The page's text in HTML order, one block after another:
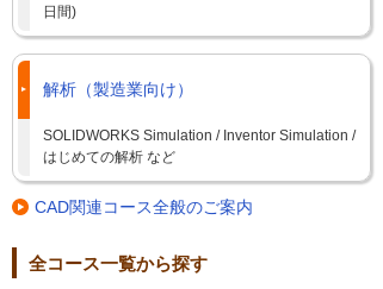
日間)
解析（製造業向け）
SOLIDWORKS Simulation / Inventor Simulation /
はじめての解析 など
CAD関連コース全般のご案内
全コース一覧から探す